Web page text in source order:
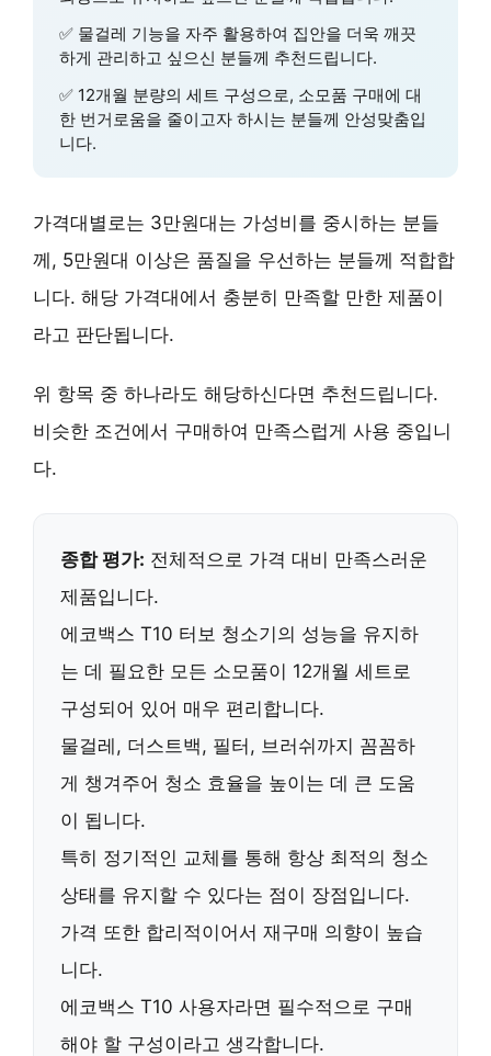
✅ 물걸레 기능을 자주 활용하여 집안을 더욱 깨끗
하게 관리하고 싶으신 분들께 추천드립니다.
✅ 12개월 분량의 세트 구성으로, 소모품 구매에 대
한 번거로움을 줄이고자 하시는 분들께 안성맞춤입
니다.
가격대별로는 3만원대는 가성비를 중시하는 분들
께, 5만원대 이상은 품질을 우선하는 분들께 적합합
니다. 해당 가격대에서 충분히 만족할 만한 제품이
라고 판단됩니다.
위 항목 중 하나라도 해당하신다면 추천드립니다.
비슷한 조건에서 구매하여 만족스럽게 사용 중입니
다.
종합 평가: 전체적으로 가격 대비 만족스러운
제품입니다.
에코백스 T10 터보 청소기의 성능을 유지하
는 데 필요한 모든 소모품이 12개월 세트 로
구성되어 있어 매우 편리합니다.
물걸레, 더스트백, 필터, 브러쉬까지 꼼꼼하
게 챙겨주어 청소 효율을 높이는 데 큰 도움
이 됩니다.
특히 정기적인 교체를 통해 항상 최적의 청소
상태를 유지할 수 있다는 점이 장점입니다.
가격 또한 합리적이어서 재구매 의향이 높습
니다.
에코백스 T10 사용자라면 필수적으로 구매
해야 할 구성이라고 생각합니다.